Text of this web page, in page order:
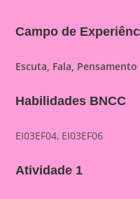
Campo de
Escuta, Fala,
Habilidades BNCC
EI03EF04, EI03EF06
Atividade 1